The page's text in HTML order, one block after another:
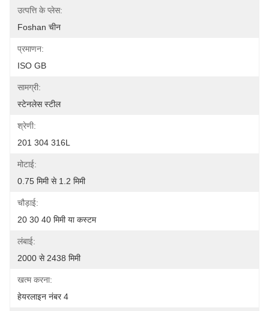
उत्पत्ति के प्लेस:
Foshan चीन
प्रमाणन:
ISO GB
सामग्री:
स्टेनलेस स्टील
श्रेणी:
201 304 316L
मोटाई:
0.75 मिमी से 1.2 मिमी
चौड़ाई:
20 30 40 मिमी या कस्टम
लंबाई:
2000 से 2438 मिमी
खत्म करना:
हेयरलाइन नंबर 4